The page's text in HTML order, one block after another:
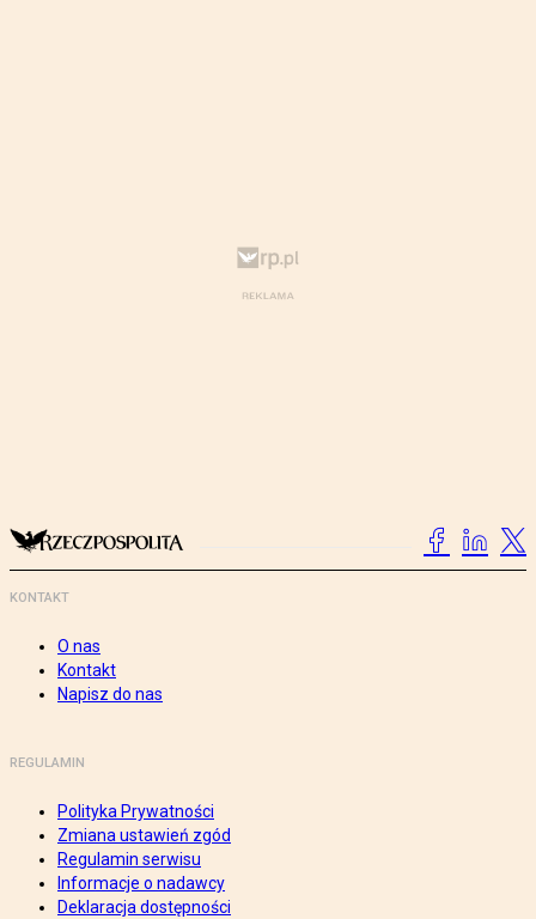
KONTAKT
O nas
Kontakt
Napisz do nas
REGULAMIN
Polityka Prywatności
Zmiana ustawień zgód
Regulamin serwisu
Informacje o nadawcy
Deklaracja dostępności